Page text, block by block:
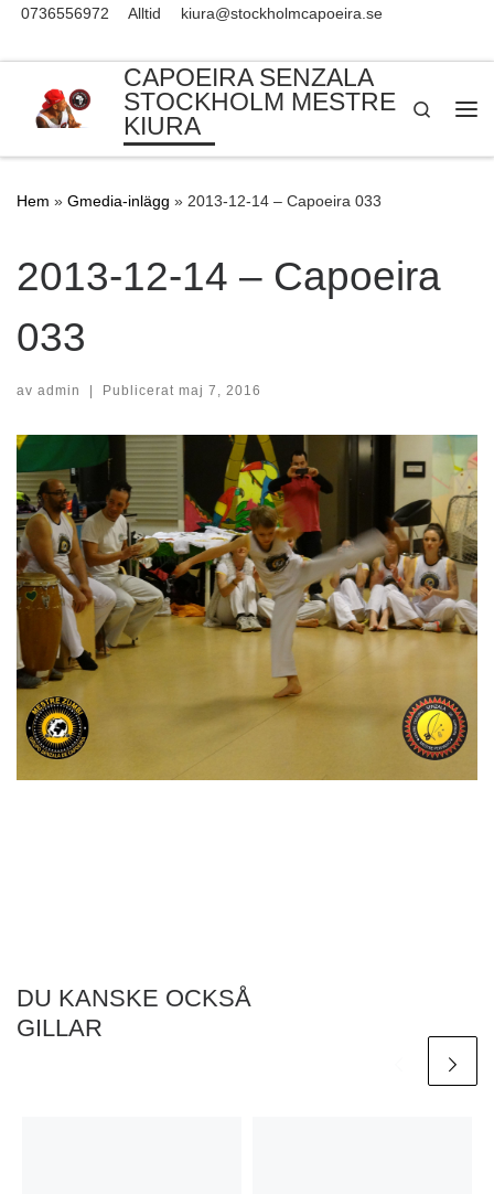
0736556972 Alltid kiura@stockholmcapoeira.se
CAPOEIRA SENZALA
STOCKHOLM MESTRE
KIURA
Search
Hem » Gmedia-inlägg » 2013-12-14 – Capoeira 033
2013-12-14 – Capoeira
033
av admin | Publicerat maj 7, 2016
DU KANSKE OCKSÅ
GILLAR